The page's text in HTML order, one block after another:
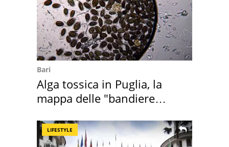
Bari
Alga tossica in Puglia, la
mappa delle "bandiere
LIFESTYLE